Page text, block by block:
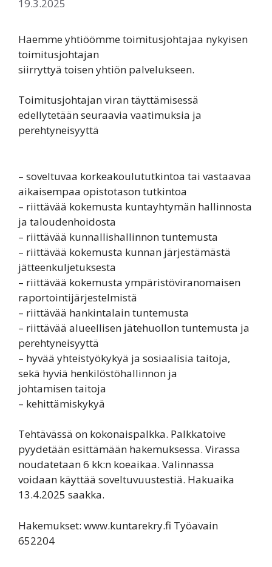
19.3.2025
Haemme yhtiöömme toimitusjohtajaa nykyisen
toimitusjohtajan
siirryttyä toisen yhtiön palvelukseen.
Toimitusjohtajan viran täyttämisessä
edellytetään seuraavia vaatimuksia ja
perehtyneisyyttä
– soveltuvaa korkeakoulututkintoa tai vastaavaa
aikaisempaa opistotason tutkintoa
– riittävää kokemusta kuntayhtymän hallinnosta
ja taloudenhoidosta
– riittävää kunnallishallinnon tuntemusta
– riittävää kokemusta kunnan järjestämästä
jätteenkuljetuksesta
– riittävää kokemusta ympäristöviranomaisen
raportointijärjestelmistä
– riittävää hankintalain tuntemusta
– riittävää alueellisen jätehuollon tuntemusta ja
perehtyneisyyttä
– hyvää yhteistyökykyä ja sosiaalisia taitoja,
sekä hyviä henkilöstöhallinnon ja
johtamisen taitoja
– kehittämiskykyä
Tehtävässä on kokonaispalkka. Palkkatoive
pyydetään esittämään hakemuksessa. Virassa
noudatetaan 6 kk:n koeaikaa. Valinnassa
voidaan käyttää soveltuvuustestiä. Hakuaika
13.4.2025 saakka.
Hakemukset: www.kuntarekry.fi Työavain
652204